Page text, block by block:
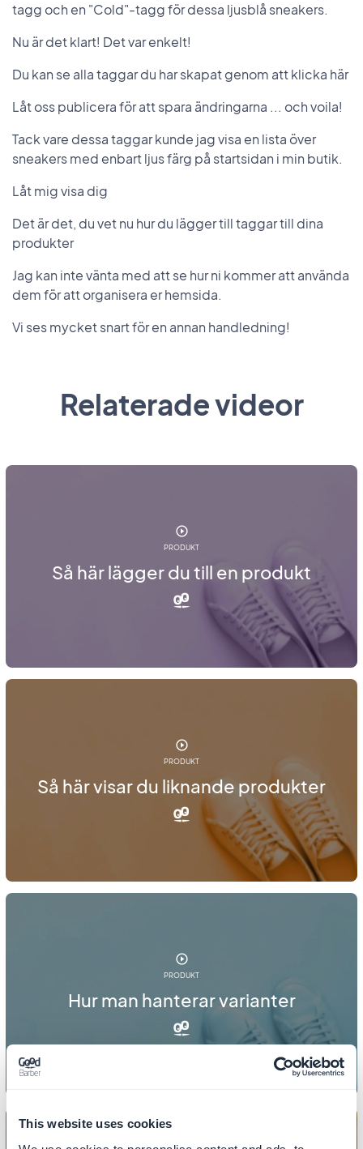
This website uses cookies
tagg och en "Cold"-tagg för dessa ljusblå sneakers.
Nu är det klart! Det var enkelt!
Du kan se alla taggar du har skapat genom att klicka här
Låt oss publicera för att spara ändringarna ... och voila!
Tack vare dessa taggar kunde jag visa en lista över
sneakers med enbart ljus färg på startsidan i min butik.
Låt mig visa dig
Det är det, du vet nu hur du lägger till taggar till dina
produkter
Jag kan inte vänta med att se hur ni kommer att använda
dem för att organisera er hemsida.
Vi ses mycket snart för en annan handledning!
Relaterade videor
PRODUKT
Så här lägger du till en produkt
PRODUKT
Så här visar du liknande produkter
PRODUKT
Hur man hanterar varianter